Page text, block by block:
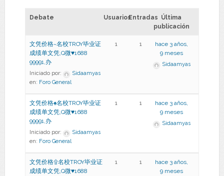
Debate UsuariosEntradas Última
publicación
文凭价格~名校TROY毕业证
成绩单文凭,Q微♥1688
99991,办
Iniciado por:
Sidaamyas
en: Foro General
1 1
hace 3 años,
9 meses
Sidaamyas
文凭价格♠名校TROY毕业证
成绩单文凭,Q微♥1688
99991,办
Iniciado por:
Sidaamyas
en: Foro General
1 1
hace 3 años,
9 meses
Sidaamyas
文凭价格۩名校TROY毕业证
成绩单文凭,Q微♥1688
1 1
hace 3 años,
9 meses